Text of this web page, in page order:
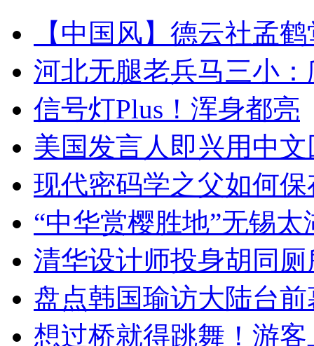
【中国风】德云社孟
河北无腿老兵马三小
信号灯Plus！浑身都亮
美国发言人即兴用中
现代密码学之父如何
“中华赏樱胜地”无锡
清华设计师投身胡同
盘点韩国瑜访大陆台
想过桥就得跳舞！游客